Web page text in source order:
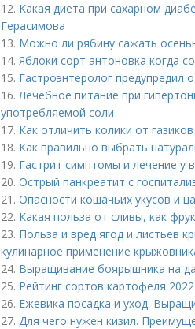
12. Какая диета при сахарном
Герасимова
13. Можно ли рябину сажать
14. Яблоки сорт антоновка когда
15. Гастроэнтеролог предупредил
16.Лечебное питание при
употребляемой соли
17. Как отличить колики от
18. Как правильно выбрать
19. Гастрит симптомы и лечение у
20. Острый панкреатит с
21. Опасности кошачьих укусов и
22. Какая польза от сливы, как
23. Польза и вред ягод и листьев
кулинарное применение
24. Выращивание боярышника на
25. Рейтинг сортов картофеля
26. Ежевика посадка и уход.
27. Для чего нужен кизил.